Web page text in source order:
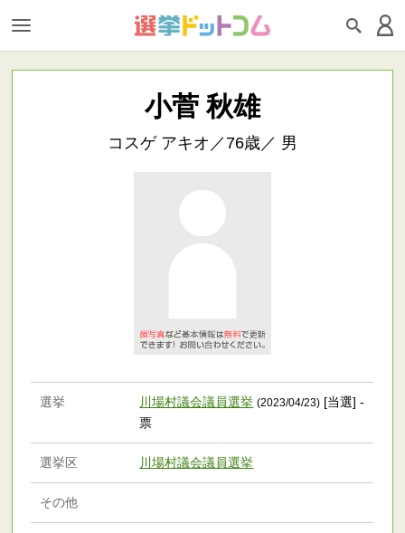
小菅 秋雄
コスゲ アキオ／76歳／ 男
選挙 川場村議会議員選挙 (2023/04/23) [当選] -
票
選挙区 川場村議会議員選挙
その他